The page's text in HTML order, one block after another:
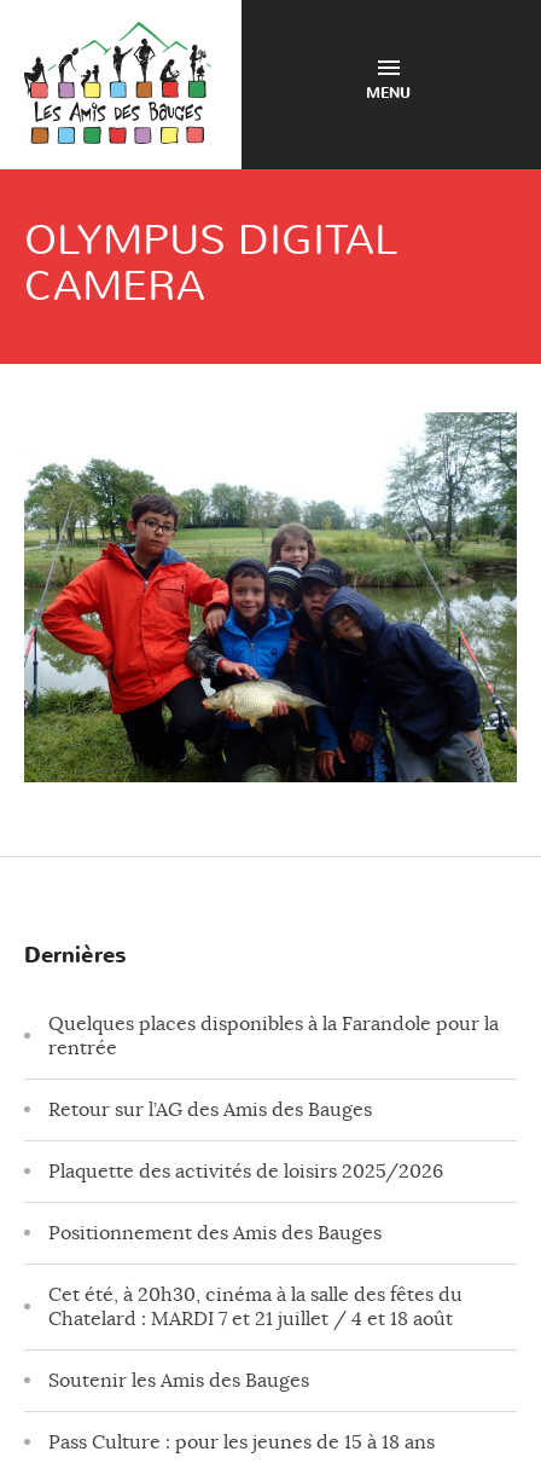
MENU
OLYMPUS DIGITAL
CAMERA
Dernières
Quelques places disponibles à la Farandole pour la
rentrée
Retour sur l’AG des Amis des Bauges
Plaquette des activités de loisirs 2025/2026
Positionnement des Amis des Bauges
Cet été, à 20h30, cinéma à la salle des fêtes du
Chatelard : MARDI 7 et 21 juillet / 4 et 18 août
Soutenir les Amis des Bauges
Pass Culture : pour les jeunes de 15 à 18 ans